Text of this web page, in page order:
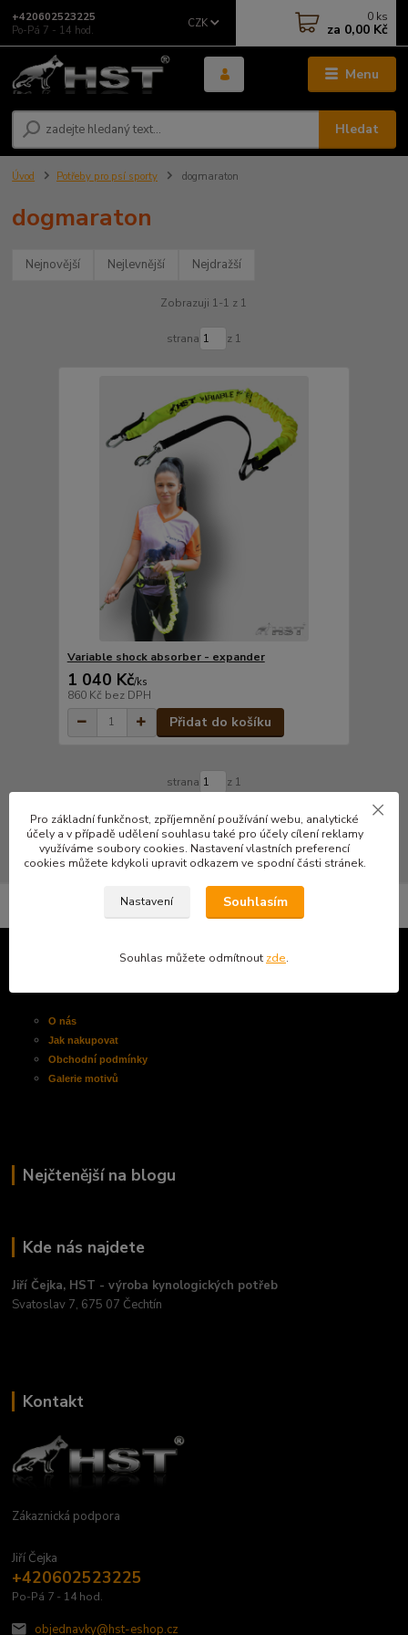
Menu
CZK
Hledat
+420602523225
Po-Pá 7 - 14 hod.
0 ks
za 0,00 Kč
Úvod Potřeby pro psí sporty dogmaraton
dogmaraton
Nejnovější Nejlevnější Nejdražší
Zobrazuji 1-1 z 1
strana z 1
Variable shock absorber - expander
1 040 Kč/ks
860 Kč bez DPH
Přidat do košíku
strana z 1
O nás
Jak nakupovat
Obchodnípodmínky
Galerie motivů
Nejčtenější na blogu
Kde nás najdete
Jiří Čejka, HST - výroba kynologických potřeb
Svatoslav 7, 675 07 Čechtín
Kontakt
Zákaznická podpora
Jiří Čejka
+420602523225
Po-Pá 7 - 14 hod.
objednavky@hst-eshop.cz
Pro základní funkčnost, zpříjemnění používání webu, analytické
účely a v případě udělení souhlasu také pro účely cílení reklamy
využíváme soubory cookies. Nastavení vlastních preferencí
cookies můžete kdykoli upravit odkazem ve spodní části stránek.
Nastavení Souhlasím
Souhlas můžete odmítnout zde.